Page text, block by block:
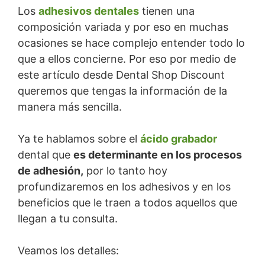
Los adhesivos dentales tienen una
composición variada y por eso en muchas
ocasiones se hace complejo entender todo lo
que a ellos concierne. Por eso por medio de
este artículo desde Dental Shop Discount
queremos que tengas la información de la
manera más sencilla.
Ya te hablamos sobre el ácido grabador
dental que es determinante en los procesos
de adhesión, por lo tanto hoy
profundizaremos en los adhesivos y en los
beneficios que le traen a todos aquellos que
llegan a tu consulta.
Veamos los detalles: